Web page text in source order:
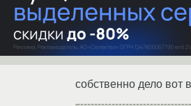
собственно дело вот